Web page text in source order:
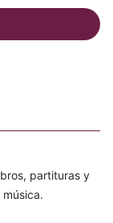
partituras y